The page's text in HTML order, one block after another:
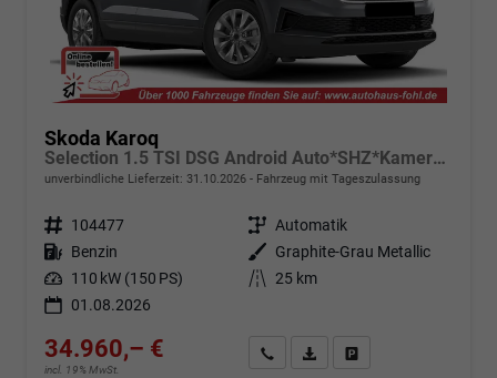
Skoda Karoq
Selection 1.5 TSI DSG Android Auto*SHZ*Kamera*Keyless*PDC v/h*Klimaauto*SUNSET*LED
unverbindliche Lieferzeit: 31.10.2026 Fahrzeug mit Tageszulassung
Fahrzeugnr. 104477 Getriebe Automatik
Kraftstoff Benzin Außenfarbe
Graphite-Grau Metallic
Leistung 110 kW (150 PS) Kilometerstand 25 km
01.08.2026
34.960,– €
incl. 19% MwSt.
Angebot anfordern
Fahrzeugexpose (PDF)